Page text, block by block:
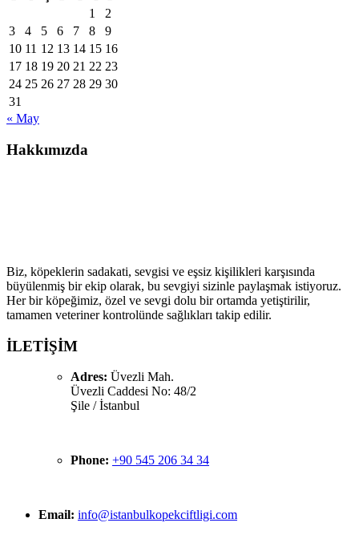
1
2
3
4 5 6 7 8
9
10 11 12 13 14 15 16
17 18 19 20 21 22 23
24 25 26 27 28 29 30
31
« May
Hakkımızda
Biz, köpeklerin sadakati, sevgisi ve eşsiz kişilikleri karşısında
büyülenmiş bir ekip olarak, bu sevgiyi sizinle paylaşmak istiyoruz.
Her bir köpeğimiz, özel ve sevgi dolu bir ortamda yetiştirilir,
tamamen veteriner kontrolünde sağlıkları takip edilir.
İLETİŞİM
Adres: Üvezli Mah.
Üvezli Caddesi No: 48/2
Şile / İstanbul
Phone: +90 545 206 34 34
Email: info@istanbulkopekciftligi.com